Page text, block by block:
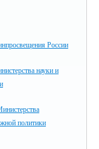
России
науки и
политики